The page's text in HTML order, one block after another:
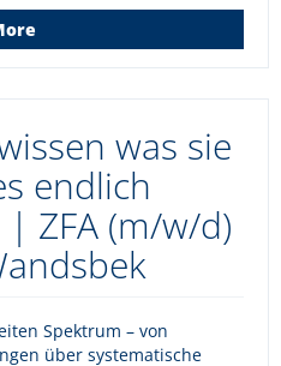
was sie
endlich
ZFA (m/w/d)
Spektrum – von
über systematische